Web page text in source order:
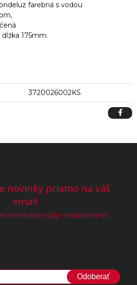
farebná s vodou
175mm.
3720026002KS
novinky priamo na váš
email
informácie vždy medzi prvými
Odoberať